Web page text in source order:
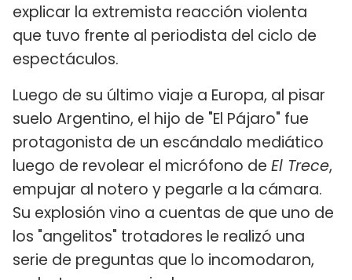
explicar la extremista reacción violenta
que tuvo frente al periodista del ciclo de
espectáculos.
Luego de su último viaje a Europa, al pisar
suelo Argentino, el hijo de "El Pájaro" fue
protagonista de un escándalo mediático
luego de revolear el micrófono de El Trece,
empujar al notero y pegarle a la cámara.
Su explosión vino a cuentas de que uno de
los "angelitos" trotadores le realizó una
serie de preguntas que lo incomodaron,